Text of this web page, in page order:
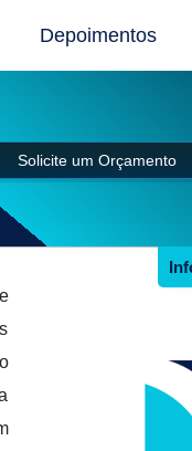
Depoimentos
Solicite um Orçamento